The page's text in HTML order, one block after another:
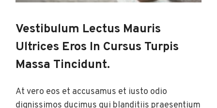
Vestibulum Lectus Mauris
Ultrices Eros In Cursus Turpis
Massa Tincidunt.
At vero eos et accusamus et iusto odio
dignissimos ducimus qui blanditiis praesentium